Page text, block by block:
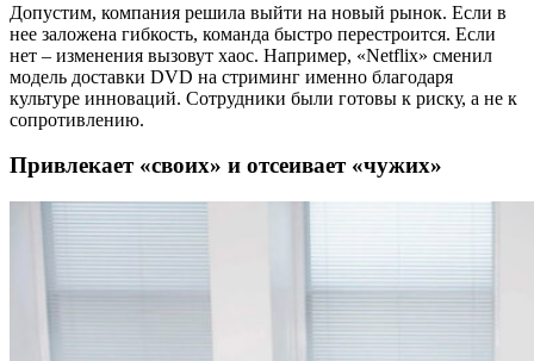
Допустим, компания решила выйти на новый рынок. Если в
нее заложена гибкость, команда быстро перестроится. Если
нет – изменения вызовут хаос. Например, «Netflix» сменил
модель доставки DVD на стриминг именно благодаря
культуре инноваций. Сотрудники были готовы к риску, а не к
сопротивлению.
Привлекает «своих» и отсеивает «чужих»